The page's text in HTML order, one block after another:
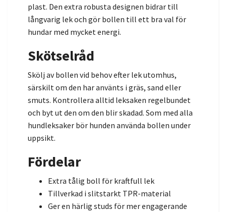
plast. Den extra robusta designen bidrar till
långvarig lek och gör bollen till ett bra val för
hundar med mycket energi.
Skötselråd
Skölj av bollen vid behov efter lek utomhus,
särskilt om den har använts i gräs, sand eller
smuts. Kontrollera alltid leksaken regelbundet
och byt ut den om den blir skadad. Som med alla
hundleksaker bör hunden använda bollen under
uppsikt.
Fördelar
Extra tålig boll för kraftfull lek
Tillverkad i slitstarkt TPR-material
Ger en härlig studs för mer engagerande